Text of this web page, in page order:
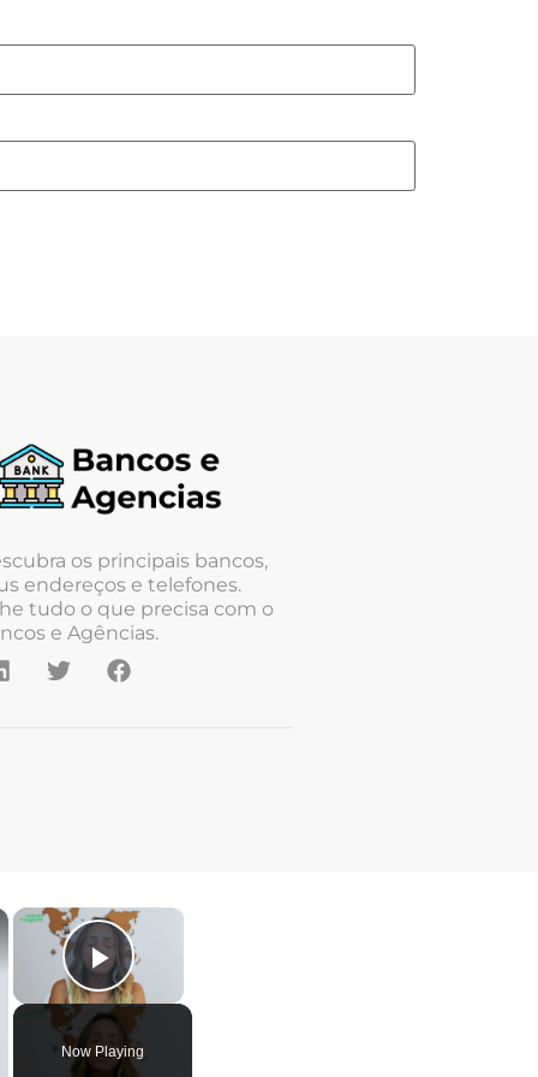
os principais bancos,
endereços e telefones.
tudo o que precisa com o
e Agências.
×
Play Video
Now Playing